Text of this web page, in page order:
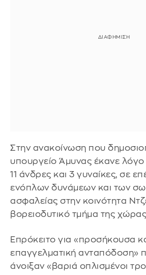
Στην ανακοίνωση που
υπουργείο Άμυνας έκανε λόγο
11 άνδρες και 3 γυναίκες, σε
ενόπλων δυνάμεων και των
ασφαλείας στην κοινότητα
βορειοδυτικό τμήμα της
Επρόκειτο για «προσήκουσα
επαγγελματική ανταπόδοση»
άνοιξαν «βαριά οπλισμένοι